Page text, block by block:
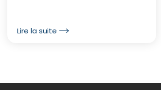
Lire la suite